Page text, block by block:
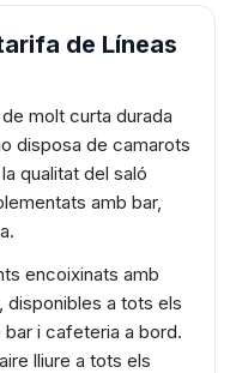
de Líneas
molt curta durada
disposa de camarots
qualitat del saló
amb bar,
encoixinats amb
disponibles a tots els
i cafeteria a bord.
lliure a tots els